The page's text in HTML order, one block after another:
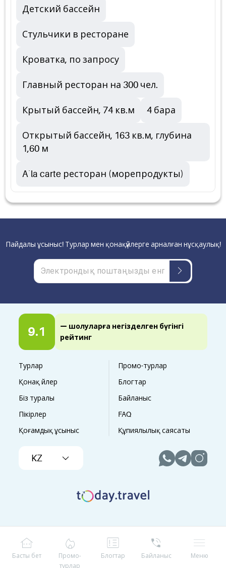
Детский бассейн
Стульчики в ресторане
Кроватка, по запросу
Главный ресторан на 300 чел.
Крытый бассейн, 74 кв.м 4 бара
Открытый бассейн, 163 кв.м, глубина
1,60 м
A`la carte ресторан (морепродукты)
9.1
— шолуларға негізделген бүгінгі
рейтинг
Турлар
Промо-турлар
Қонақ үйлер
Блогтар
Біз туралы
Байланыс
Пікірлер
FAQ
Қоғамдық ұсыныс
Құпиялылық саясаты
KZ
Пайдалы ұсыныс! Турлар мен қонақүйлерге арналған нұсқаулық!
Басты бет
Промо-
турлар
Блогтар Байланыс Меню